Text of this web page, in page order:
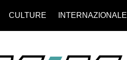
CULTURE INTERNAZIONALE